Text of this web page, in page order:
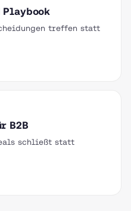
Playbook
treffen statt
B2B
schließt statt